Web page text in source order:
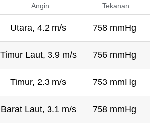
Angin Tekanan
Utara, 4.2 m/s 758 mmHg
Timur Laut, 3.9 m/s 756 mmHg
Timur, 2.3 m/s 753 mmHg
Barat Laut, 3.1 m/s 758 mmHg